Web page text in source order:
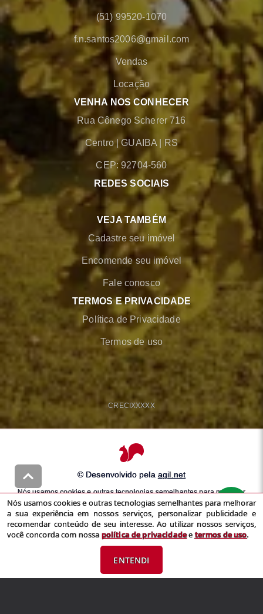
(51) 99520-1070
f.n.santos2006@gmail.com
Vendas
Locação
VENHA NOS CONHECER
Rua Cônego Scherer 716
Centro |GUAIBA RS
CEP: 92704-560
REDES SOCIAIS
VEJA TAMBÉM
Cadastre seu imóvel
Encomende seu imóvel
Fale conosco
TERMOS E PRIVACIDADE
Política de Privacidade
Termos de uso
CRECIXXXXX
© Desenvolvido pela agil.net
Nós usamos cookies e outras tecnologias semelhantes para melhorar
a sua experiência em nossos serviços, personalizar publicidade e
recomendar conteúdo de seu interesse. Ao utilizar nossos serviços,
você concorda com nossapolítica de privacidadeetermos de uso
Nós usamos cookies e outras tecnologias semelhantes para melhorar
a sua experiência em nossos serviços, personalizar publicidade e
recomendar conteúdo de seu interesse. Ao utilizar nossos serviços,
você concorda com nossa política de privacidadeetermos de uso.
ENTENDI